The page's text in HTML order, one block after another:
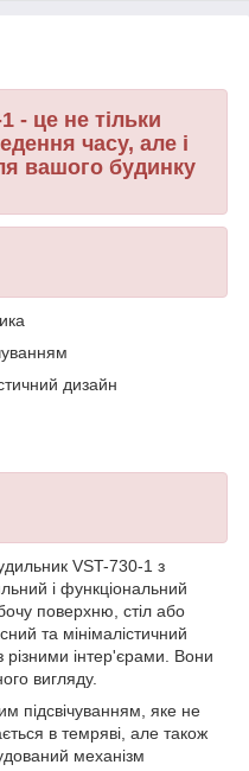
- це не тільки
часу, але і
вашого будинку
дизайн
VST-730-1 з
і функціональний
поверхню, стіл або
та мінімалістичний
різними інтер'єрами. Вони
вигляду.
підсвічуванням, яке не
в темряві, але також
механізм